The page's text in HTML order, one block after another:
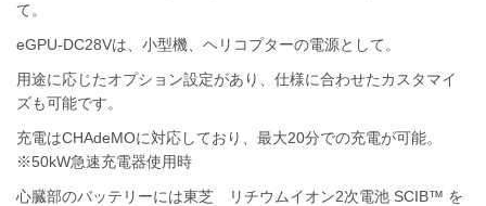
て。
eGPU-DC28Vは、小型機、ヘリコプターの電源として。
用途に応じたオプション設定があり、仕様に合わせたカスタマイ
ズも可能です。
充電はCHAdeMOに対応しており、最大20分での充電が可能。
※50kW急速充電器使用時
心臓部のバッテリーには東芝 リチウムイオン2次電池 SCIB™ を